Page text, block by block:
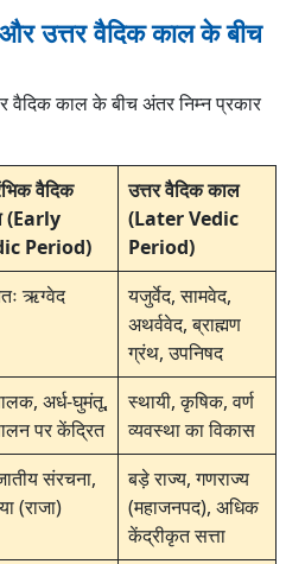
उत्तर वैदिक काल के बीच
वैदिक काल के बीच अंतर निम्न प्रकार
वैदिक
(Early
Period)
उत्तर वैदिक काल
(Later Vedic
Period)
ऋग्वेद
यजुर्वेद, सामवेद,
अथर्ववेद, ब्राह्मण
ग्रंथ, उपनिषद
अर्ध-घुमंतू,
पर केंद्रित
स्थायी, कृषिक, वर्ण
व्यवस्था का विकास
संरचना,
(राजा)
बड़े राज्य, गणराज्य
(महाजनपद), अधिक
केंद्रीकृत सत्ता